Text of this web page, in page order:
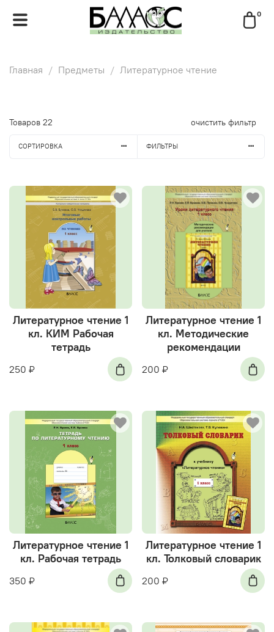
0
Главная Предметы Литературное чтение
Товаров 22 очистить фильтр
СОРТИРОВКА ФИЛЬТРЫ
Литературное чтение 1
кл. КИМ Рабочая
тетрадь
250 ₽
Литературное чтение 1
кл. Методические
рекомендации
200 ₽
Литературное чтение 1
кл. Рабочая тетрадь
350 ₽
Литературное чтение 1
кл. Толковый словарик
200 ₽